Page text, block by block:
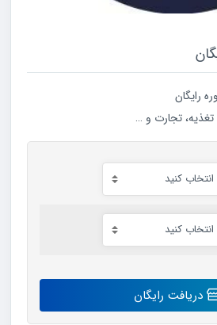
تجارت و …
دریافت رایگان